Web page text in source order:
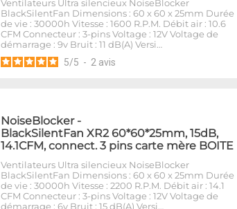
Ventilateurs Ultra silencieux NoiseBlocker
BlackSilentFan Dimensions : 60 x 60 x 25mm Durée
de vie : 30000h Vitesse : 1600 R.P.M. Débit air : 10.6
CFM Connecteur : 3-pins Voltage : 12V Voltage de
démarrage : 9v Bruit : 11 dB(A) Versi…
5/5 - 2 avis
NoiseBlocker-
BlackSilentFan XR2 60*60*25mm, 15dB,
14.1CFM, connect. 3 pins carte mère BOITE
Ventilateurs Ultra silencieux NoiseBlocker
BlackSilentFan Dimensions : 60 x 60 x 25mm Durée
de vie : 30000h Vitesse : 2200 R.P.M. Débit air : 14.1
CFM Connecteur : 3-pins Voltage : 12V Voltage de
démarrage : 6v Bruit : 15 dB(A) Versi…